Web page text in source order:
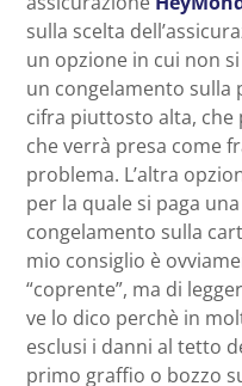
sulla scelta
un opzione in cui non
un congelamento
cifra piuttosto alta, che
che verrà presa come
problema. L’altra
per la quale si paga
congelamento sulla
mio consiglio è
“coprente”, ma di
ve lo dico perchè in
esclusi i danni al tetto
primo graffio o bozzo